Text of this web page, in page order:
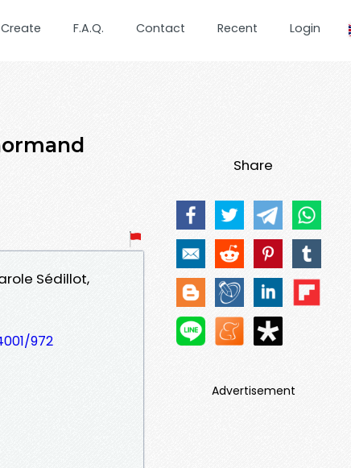
Create F.A.Q. Contact Recent Login
Sédillot,
972
Share
Advertisement